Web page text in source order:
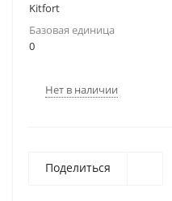
Kitfort
Базовая единица
0
Нет в наличии
Поделиться